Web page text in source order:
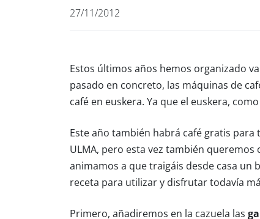
27/11/2012
Estos últimos años hemos organizado
pasado en concreto, las máquinas de
café en euskera. Ya que el euskera,
Este año también habrá café gratis
ULMA, pero esta vez también
animamos a que traigáis desde casa
receta para utilizar y disfrutar todavía
Primero, añadiremos en la cazuela las